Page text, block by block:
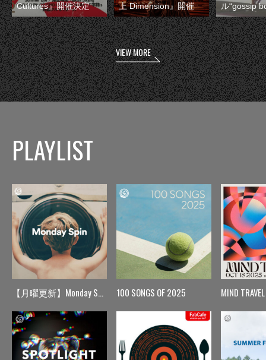
Cultures』開催決定
上 Dimension』開催
ル“gossip
VIEW MORE
PLAYLIST
【月曜更新】Monday Spin 100 SONGS OF 2025 MIND TRAVEL